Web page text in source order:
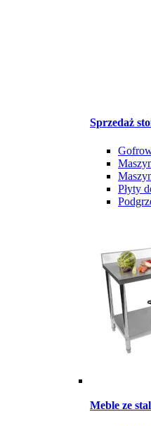
Sprzedaż
Płyty
Meble ze